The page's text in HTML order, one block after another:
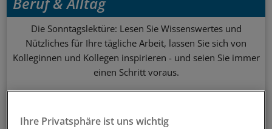
Die Sonntagslektüre: Lesen Sie Wissenswertes und
Nützliches für Ihre tägliche Arbeit, lassen Sie sich von
Kolleginnen und Kollegen inspirieren - und seien Sie immer
einen Schritt voraus.
Ihre Privatsphäre ist uns wichtig